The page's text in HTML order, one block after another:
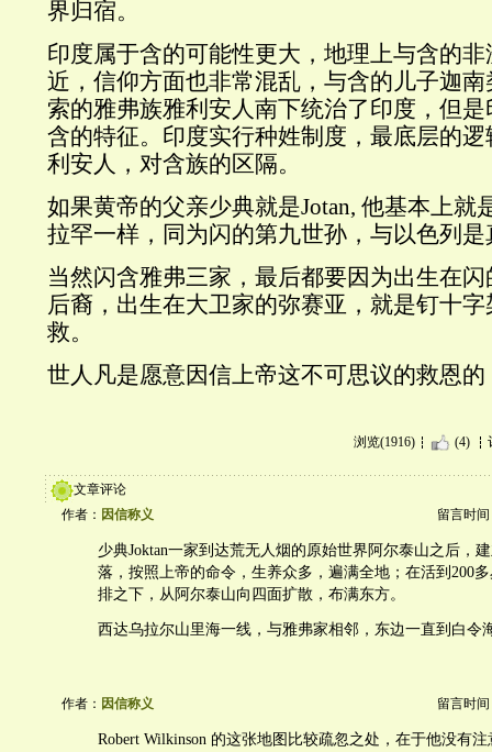
界归宿。
印度属于含的可能性更大，地理上与含的
近，信仰方面也非常混乱，与含的儿子迦
索的雅弗族雅利安人南下统治了印度，但
含的特征。印度实行种姓制度，最底层的
利安人，对含族的区隔。
如果黄帝的父亲少典就是Jotan, 他基本上就
拉罕一样，同为闪的第九世孙，与以色列
当然闪含雅弗三家，最后都要因为出生在
后裔，出生在大卫家的弥赛亚，就是钉十
救。
世人凡是愿意因信上帝这不可思议的救恩
浏览(1916) (4)
文章评论
作者： 因信称义 留言时间
少典Joktan一家到达荒无人烟的原始世界阿尔泰山之后，
落，按照上帝的命令，生养众多，遍满全地；在活到200
排之下，从阿尔泰山向四面扩散，布满东方。
西达乌拉尔山里海一线，与雅弗家相邻，东边一直到白令
作者： 因信称义 留言时间
Robert Wilkinson 的这张地图比较疏忽之处，在于他没有注